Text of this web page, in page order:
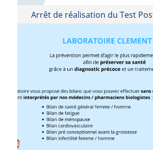
Arrêt de réalisation du Test